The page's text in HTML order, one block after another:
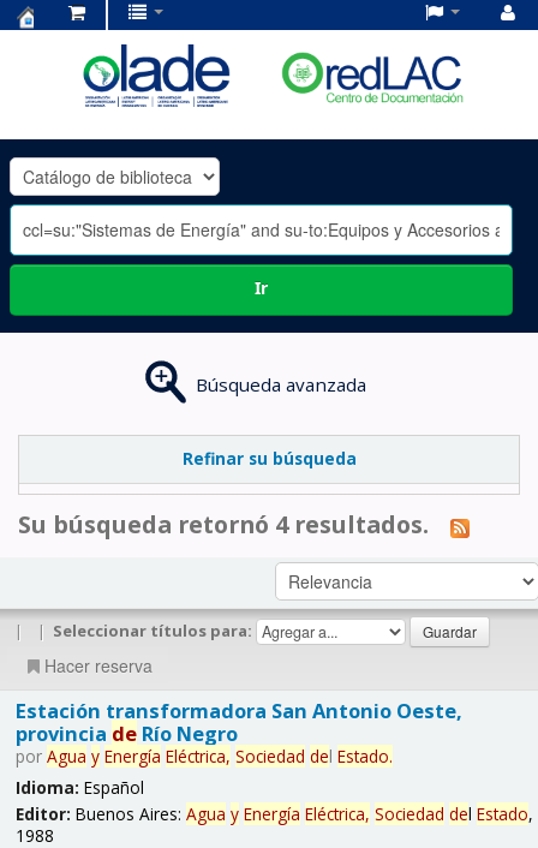
OLADE
-
Ir
Búsqueda avanzada
Refinar su búsqueda
Su búsqueda retornó 4 resultados.
| | Seleccionar títulos para:
Hacer reserva
Estación transformadora San Antonio Oeste,
provincia deRío Negro
por Agua y Energía Eléctrica, Sociedad del Estado.
Idioma: Español
Editor: Buenos Aires: Agua y Energía Eléctrica, Sociedad del Estado,
1988